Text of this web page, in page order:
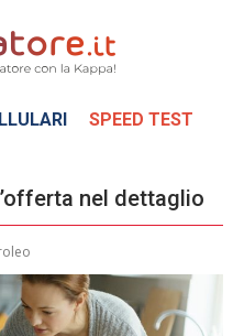
SPEED TEST
nel dettaglio